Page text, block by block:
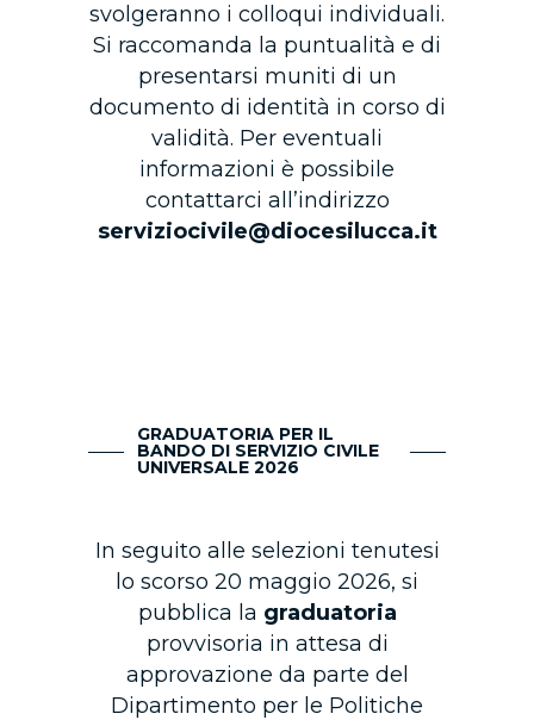
svolgeranno i colloqui individuali.
Si raccomanda la puntualità e di
presentarsi muniti di un
documento di identità in corso di
validità. Per eventuali
informazioni è possibile
contattarci all’indirizzo
serviziocivile@diocesilucca.it
GRADUATORIA PER IL
BANDO DI SERVIZIO CIVILE
UNIVERSALE 2026
In seguito alle selezioni tenutesi
lo scorso 20 maggio 2026, si
pubblica la graduatoria
provvisoria in attesa di
approvazione da parte del
Dipartimento per le Politiche